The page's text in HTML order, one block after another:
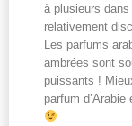
à plusieurs
relativement
Les parfums
ambrées sont
puissants !
parfum